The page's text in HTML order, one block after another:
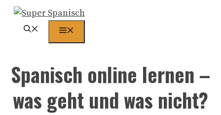
Zum
Inhalt
Spanisch online lernen –
was geht und was nicht?